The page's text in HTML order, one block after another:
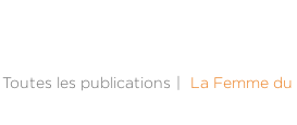
Toutes les publications La Femme